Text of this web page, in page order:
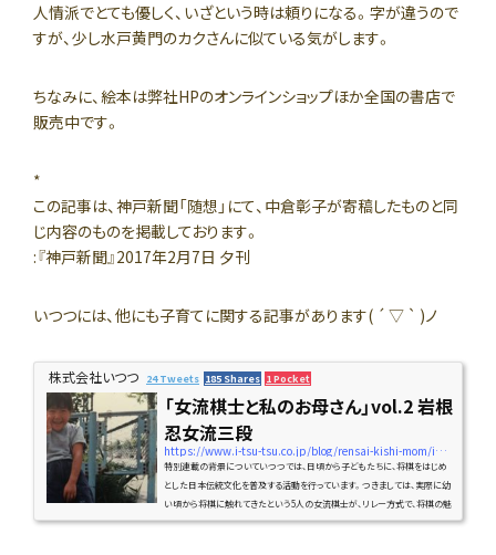
人情派でとても優しく、いざという時は頼りになる。字が違うので
すが、少し水戸黄門のカクさんに似ている気がします。
ちなみに、絵本は弊社HPのオンラインショップほか全国の書店で
販売中です。
*
この記事は、神戸新聞「随想」にて、中倉彰子が寄稿したものと同
じ内容のものを掲載しております。
:『神戸新聞』2017年2月7日 夕刊
いつつには、他にも子育てに関する記事があります( ´ ▽ ` )ノ
株式会社いつつ 24 Tweets 185 Shares 1 Pocket
「女流棋士と私のお母さん」vol.2 岩根
忍女流三段
https://www.i-tsu-tsu.co.jp/blog/rensai-kishi-mom/iwane
特別連載の背景についていつつでは、日頃から子どもたちに、将棋をはじめ
とした日本伝統文化を普及する活動を行っています。つきましては、実際に幼
い頃から将棋に触れてきたという5人の女流棋士が、リレー方式で、将棋の魅
力や楽しさ、そしてお母さんとの思い出について発信することで、もっとたくさ